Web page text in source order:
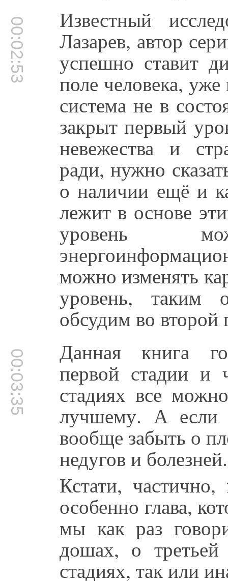
00:02:53 Известный
Лазарев, автор
успешно ставит
поле человека,
система не в
закрыт первый
невежества и
ради, нужно
о наличии ещё и
лежит в основе
уровень
можно изменять
уровень, таким
обсудим во второй
00:03:35 Данная книга
первой стадии и
стадиях все
лучшему. А если
вообще забыть о
недугов и болезней.
Кстати,
особенно глава,
мы как раз
дошах, о третьей
стадиях, так или